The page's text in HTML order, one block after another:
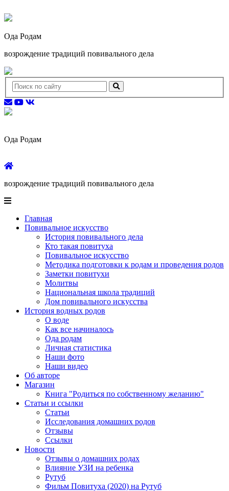
Ода Родам
возрождение традиций повивального дела
Ода Родам
возрождение традиций повивального дела
Главная
Повивальное искусство
История повивального дела
Кто такая повитуха
Повивальное искусство
Методика подготовки к родам и проведения родов
Заметки повитухи
Молитвы
Национальная школа традиций
Дом повивального искусства
История водных родов
О воде
Как все начиналось
Ода родам
Личная статистика
Наши фото
Наши видео
Об авторе
Магазин
Книга "Родиться по собственному желанию"
Статьи и ссылки
Статьи
Исследования домашних родов
Отзывы
Ссылки
Новости
Отзывы о домашних родах
Влияние УЗИ на ребенка
Рутуб
Фильм Повитуха (2020) на Рутуб